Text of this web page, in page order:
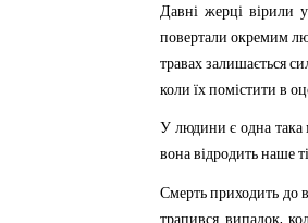
Давні жерці вірили у
повертали окремим
травах залишається
коли їх помістити в
У людини є одна така
вона відродить наше
Смерть приходить до
трапився випадок